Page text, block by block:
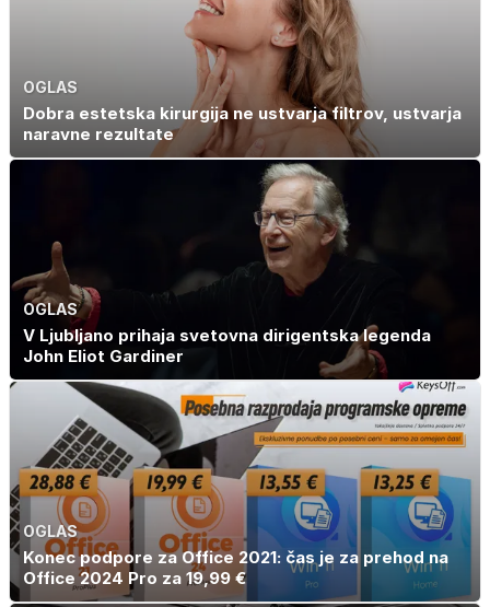
OGLAS
Dobra estetska kirurgija ne ustvarja filtrov, ustvarja
naravne rezultate
OGLAS
V Ljubljano prihaja svetovna dirigentska legenda
John Eliot Gardiner
OGLAS
Konec podpore za Office 2021: čas je za prehod na
Office 2024 Pro za 19,99 €